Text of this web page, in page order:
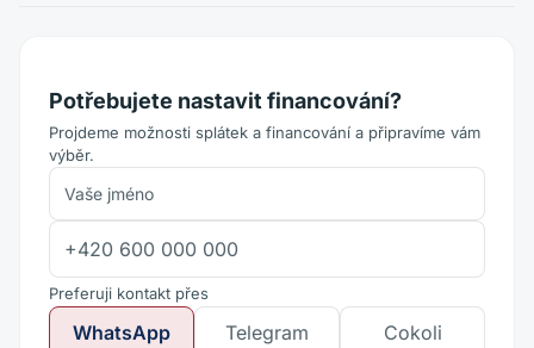
Potřebujete nastavit financování?
Projdeme možnosti splátek a financování a připravíme vám
výběr.
Preferuji kontakt přes
WhatsApp Telegram Cokoli